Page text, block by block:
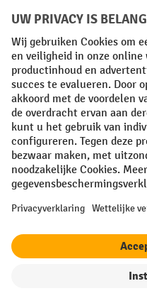
2. De juiste
– waar u op moet
Als u overweegt een van
online te bestellen, is een
functies geen overbodige
onderstaande weet u waar
juiste stoel, of dat nu voor
Rugleuning